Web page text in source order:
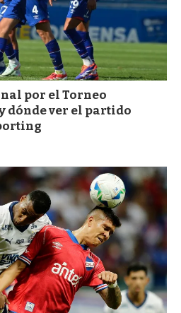
por el Torneo
dónde ver el partido